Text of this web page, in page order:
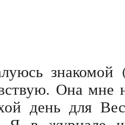
знакомой
Она мне
день для